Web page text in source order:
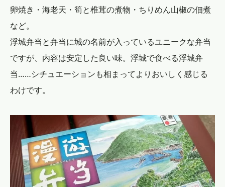
卵焼き・海老天・筍と椎茸の煮物・ちりめん山椒の佃煮
など。
浮城弁当と弁当に城の名前が入っているユニークな弁当
ですが、内容は安定した良い味。浮城で食べる浮城弁
当……シチュエーションも相まってよりおいしく感じる
わけです。